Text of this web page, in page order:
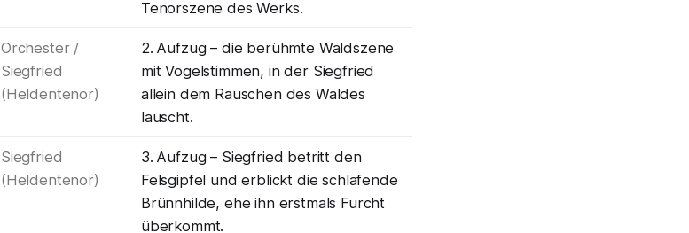
Tenorszene des Werks.
Orchester /
Siegfried
(Heldentenor)
2. Aufzug – die berühmte Waldszene
mit Vogelstimmen, in der Siegfried
allein dem Rauschen des Waldes
lauscht.
Siegfried
(Heldentenor)
3. Aufzug – Siegfried betritt den
Felsgipfel und erblickt die schlafende
Brünnhilde, ehe ihn erstmals Furcht
überkommt.